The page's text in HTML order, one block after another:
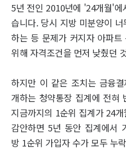
5년 전인 2010년에 '24개월'
습니다. 당시 지방 미분양이
하는 등 문제가 커지자 아파
위해 자격조건을 먼저 낮췄던
하지만 이 같은 조치는 금융
개하는 청약통장 집계에 전혀
지금까지의 1순위 집계가 24
감안하면 5년 동안 집계에서
방 1순위 가입자 수가 모두 누